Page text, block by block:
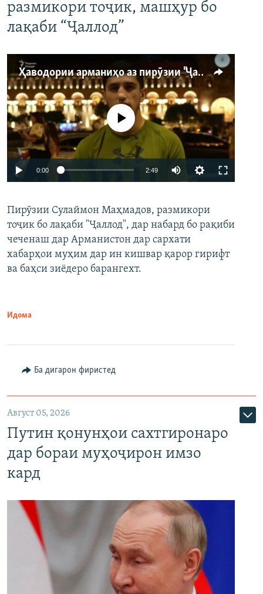
размикори тоҷик, машҳур бо
лақаби “Ҷаллод”
Ҳаводории арманиҳо аз пирӯзии "Ҷаллод"-и тоҷик
Auto 240p 360p 480p
720p 1080p
Феълан кор намекунад
0:00 2:49
360p
480p
Пирӯзии Сулаймон Маҳмадов, размикори
тоҷик бо лақаби "Ҷаллод", дар набард бо рақиби
чеченаш дар Арманистон дар сархати
хабарҳои муҳим дар ин кишвар қарор гирифт
ва баҳси зиёдеро барангехт.
Идома
Ба дигарон фиристед
Август 05, 2026
Путин қонунҳои сахтгиронаро
дар бораи муҳоҷирон имзо
кард